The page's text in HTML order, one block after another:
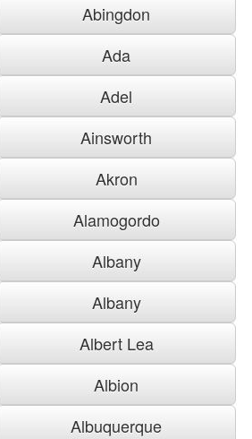
Abingdon
Ada
Adel
Ainsworth
Akron
Alamogordo
Albany
Albany
Albert Lea
Albion
Albuquerque